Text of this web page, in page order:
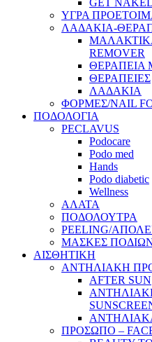
ΥΓΡΑ
ΛΑΔΑΚΙΑ-
REMOVER
ΘΕΡΑΠΕΙΑ
ΘΕΡΑΠΕΙΕΣ
ΛΑΔΑΚΙΑ
ΦΟΡΜΕΣ/NAIL
ΠΟΔΟΛΟΓΙΑ
PECLAVUS
Podocare
Podo med
Hands
Podo diabetic
Wellness
ΑΛΑΤΑ
ΠΟΔΟΛΟΥΤΡΑ
PEELING/
ΜΑΣΚΕΣ
ΑΙΣΘΗΤΙΚΗ
ΑΝΤΗΛΙΑΚΗ
AFTER SUN
ΠΡΟΣΩΠΟ –